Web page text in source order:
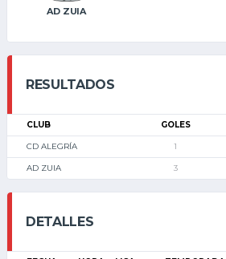
AD ZUIA
RESULTADOS
CLUB GOLES
CD ALEGRÍA 1
AD ZUIA 3
DETALLES